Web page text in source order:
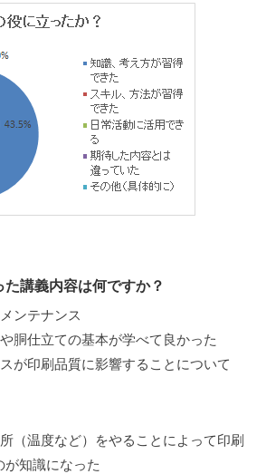
講義内容は何ですか？
ンテナンス
胴仕立ての基本が学べて良かった
が印刷品質に影響することについて
（温度など）をやることによって印刷
知識になった